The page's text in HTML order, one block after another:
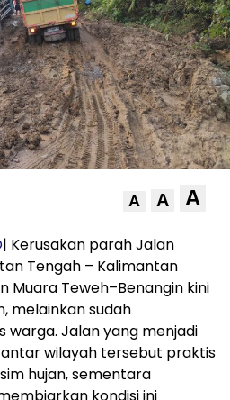
A A A
| Kerusakan parah Jalan
Tengah – Kalimantan
Muara Teweh–Benangin kini
melainkan sudah
warga. Jalan yang menjadi
wilayah tersebut praktis
hujan, sementara